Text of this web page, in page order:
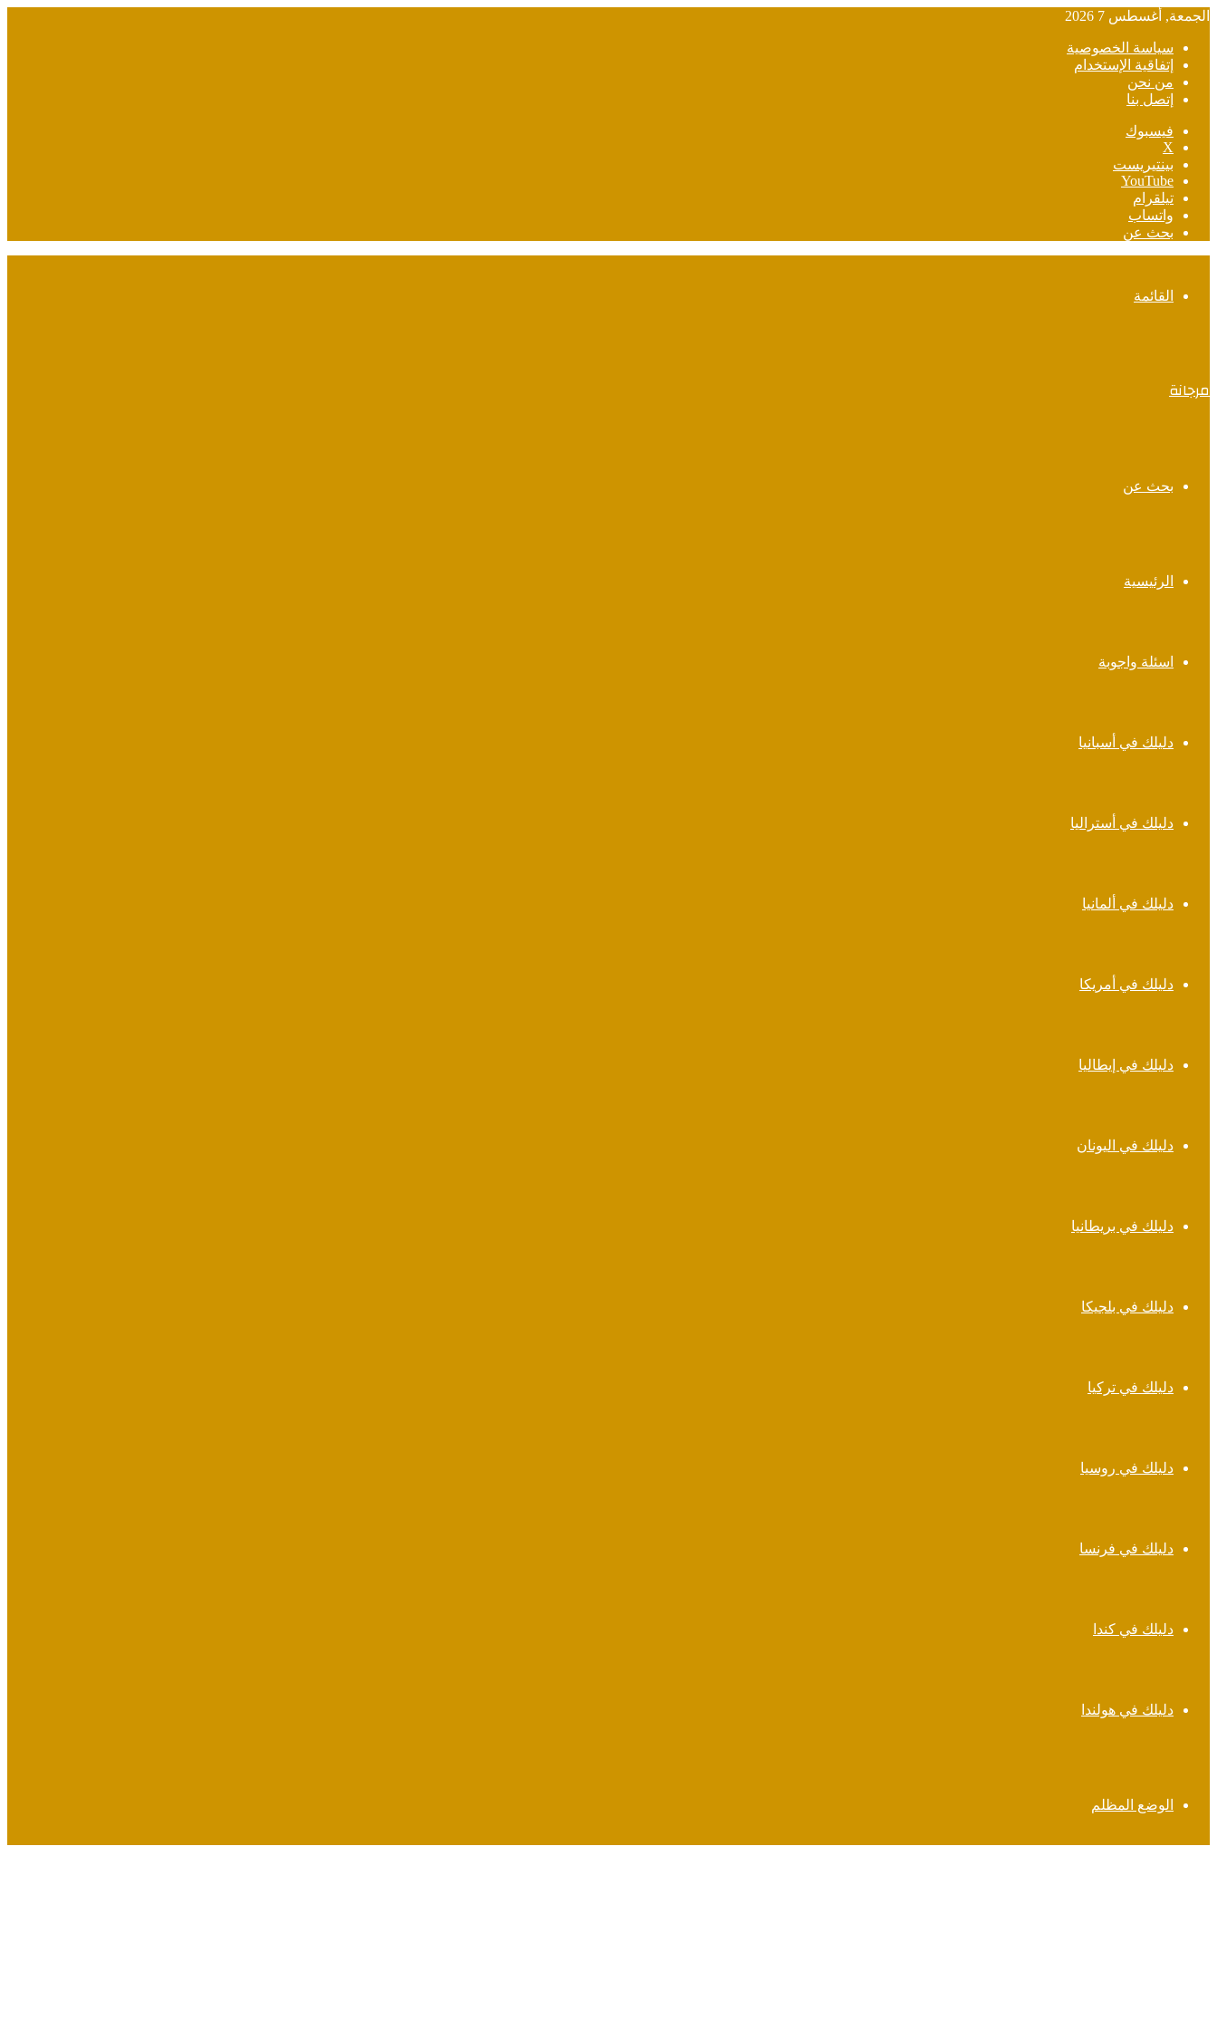
الجمعة, أغسطس 7 2026
سياسة الخصوصية
إتفاقية الإستخدام
من نحن
إتصل بنا
فيسبوك
‫X
بينتيريست
‫YouTube
تيلقرام
واتساب
بحث عن
القائمة
مرجانة
بحث عن
الرئيسية
اسئلة واجوبة
دليلك في أسبانيا
دليلك في أستراليا
دليلك في ألمانيا
دليلك في أمريكا
دليلك في إيطاليا
دليلك في اليونان
دليلك في بريطانيا
دليلك في بلجيكا
دليلك في تركيا
دليلك في روسيا
دليلك في فرنسا
دليلك في كندا
دليلك في هولندا
الوضع المظلم